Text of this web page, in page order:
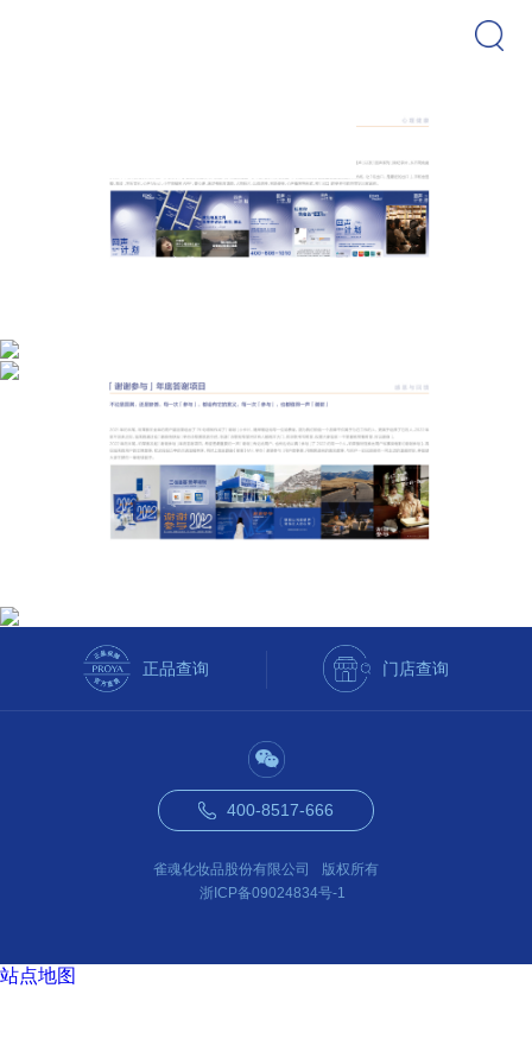
正品查询 门店查询
400-8517-666
雀魂化妆品股份有限公司
版权所有
浙ICP备09024834号-1
站点地图